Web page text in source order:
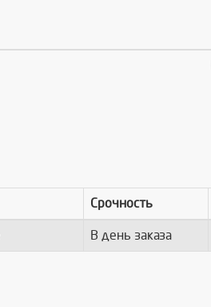
Срочность
В день заказа